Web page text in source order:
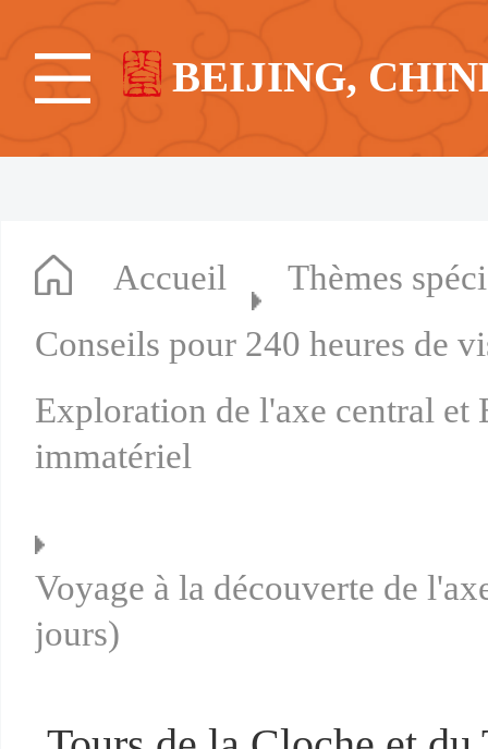
BEIJING,
Accueil
Thèmes
Conseils pour 240 heures de
Exploration de l'axe central
immatériel
Voyage à la découverte de
jours)